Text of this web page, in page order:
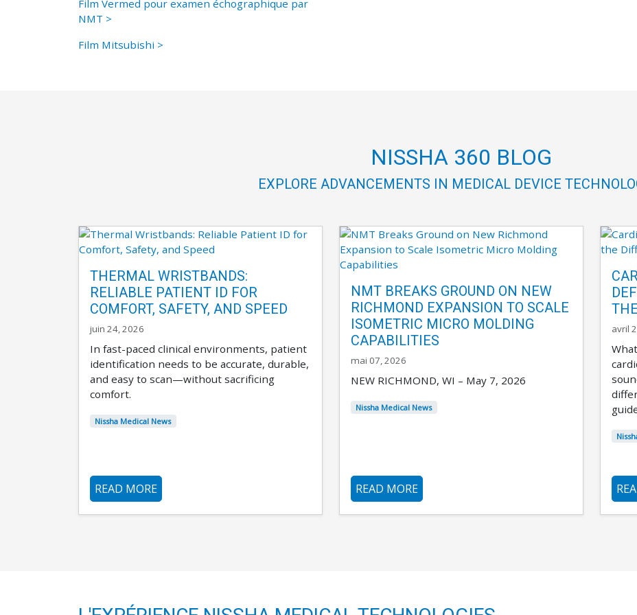
Film Vermed pour examen échographique par
NMT >
Film Mitsubishi >
NISSHA 360 BLOG
EXPLORE ADVANCEMENTS IN MEDICAL DEVICE
THERMAL WRISTBANDS:
RELIABLE PATIENT ID FOR
COMFORT, SAFETY, AND SPEED
juin 24, 2026
In fast-paced clinical environments, patient
identification needs to be accurate, durable,
and easy to scan—without sacrificing
comfort.
Nissha Medical News
READ MORE
NMT BREAKS GROUND ON NEW
RICHMOND EXPANSION TO SCALE
ISOMETRIC MICRO MOLDING
CAPABILITIES
mai 07, 2026
NEW RICHMOND, WI – May 7, 2026
Nissha Medical News
READ MORE
avril